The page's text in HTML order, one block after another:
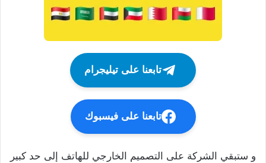
تابعنا على تيليجرام
تابعنا على فيسبوك
و ستبقي الشركة على التصميم الخارجي للهاتف إلى حد كبير